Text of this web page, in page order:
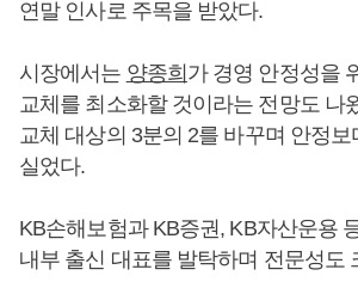
연말 인사로 주목을 받았다.
시장에서는 양종희가 경영 안정성을
교체를 최소화할 것이라는 전망도 나
교체 대상의 3분의 2를 바꾸며 안정
실었다.
KB손해보험과 KB증권, KB자산운용
내부 출신 대표를 발탁하며 전문성도